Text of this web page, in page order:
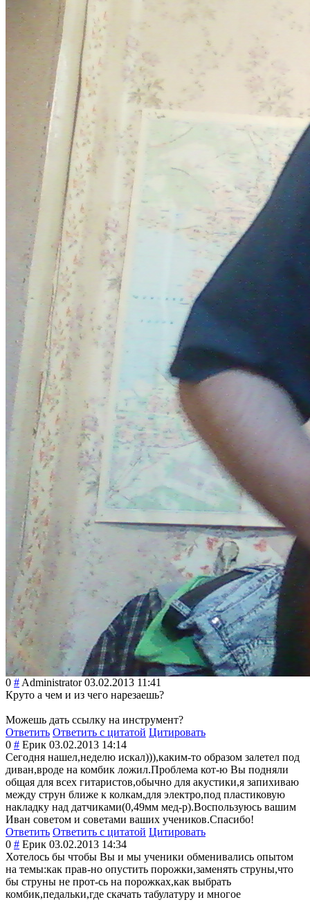
0 # Administrator 03.02.2013 11:41
Круто а чем и из чего нарезаешь?
Можешь дать ссылку на инструмент?
Ответить Ответить с цитатой Цитировать
0 # Ерик 03.02.2013 14:14
Сегодня нашел,неделю искал))),каким-то образом залетел под
диван,вроде на комбик ложил.Проблема кот-ю Вы подняли
общая для всех гитаристов,обычно для акустики,я запихиваю
между струн ближе к колкам,для электро,под пластиковую
накладку над датчиками(0,49мм мед-р).Воспользуюсь вашим
Иван советом и советами ваших учеников.Спасибо!
Ответить Ответить с цитатой Цитировать
0 # Ерик 03.02.2013 14:34
Хотелось бы чтобы Вы и мы ученики обменивались опытом
на темы:как прав-но опустить порожки,заменять струны,что
бы струны не прот-сь на порожках,как выбрать
комбик,педальки,где скачать табулатуру и многое